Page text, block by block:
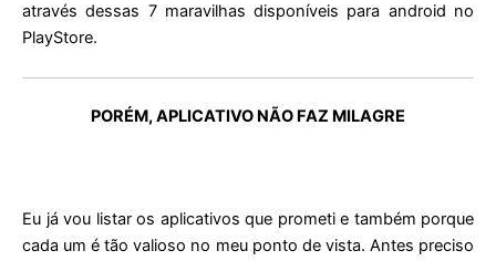
através dessas 7 maravilhas disponíveis para android no
PlayStore.
PORÉM, APLICATIVO NÃO FAZ MILAGRE
Eu já vou listar os aplicativos que prometi e também porque
cada um é tão valioso no meu ponto de vista. Antes preciso